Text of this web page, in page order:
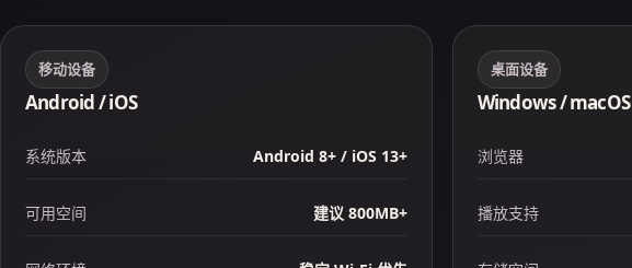
移动设备
Android / iOS
系统版本 Android 8+ / iOS 13+
可用空间 建议 800MB+
桌面设备
Windows / macOS
浏览器
播放支持